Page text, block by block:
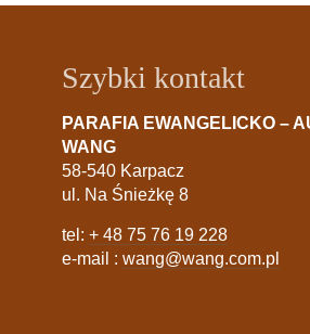
Szybki kontakt
PARAFIA EWANGELICKO –
WANG
58-540 Karpacz
ul. Na Śnieżkę 8
tel: + 48 75 76 19 228
e-mail : wang@wang.com.pl